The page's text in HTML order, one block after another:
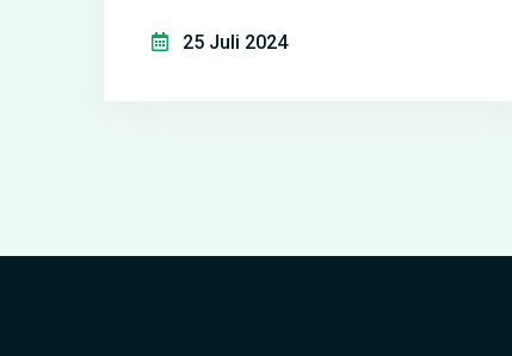
Werkzeuge benötigt werden und gibt
25 Juli 2024